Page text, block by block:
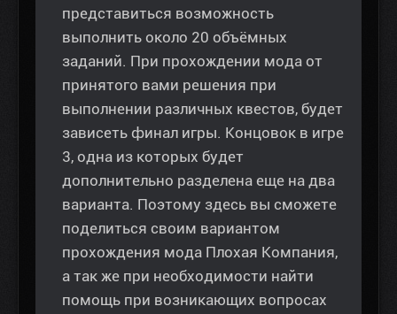
представиться возможность
выполнить около 20 объёмных
заданий. При прохождении мода от
принятого вами решения при
выполнении различных квестов, будет
зависеть финал игры. Концовок в игре
3, одна из которых будет
дополнительно разделена еще на два
варианта. Поэтому здесь вы сможете
поделиться своим вариантом
прохождения мода Плохая Компания,
а так же при необходимости найти
помощь при возникающих вопросах